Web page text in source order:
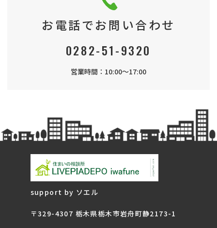
お電話でお問い合わせ
0282-51-9320
営業時間：10:00～17:00
support by ソエル
〒329-4307 栃木県栃木市岩舟町静2173-1